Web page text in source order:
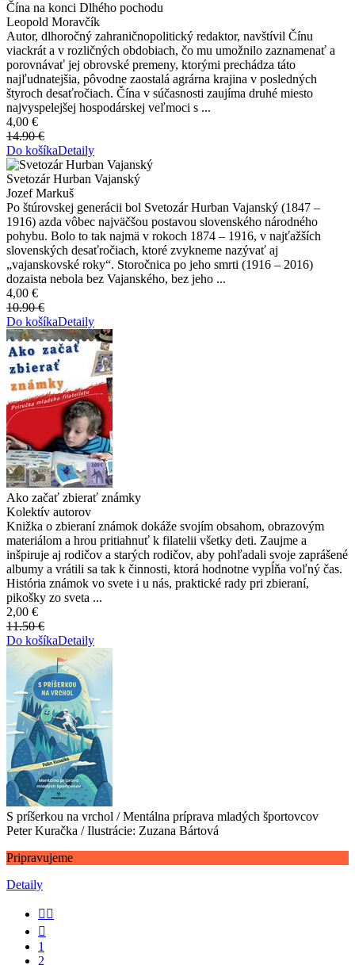
Čína na konci Dlhého pochodu
Leopold Moravčík
Autor, dlhoročný zahraničnopolitický redaktor, navštívil Čínu
viackrát a v rozličných obdobiach, čo mu umožnilo zaznamenať a
porovnávať jej obrovské premeny, ktorými prechádza táto
najľudnatejšia, pôvodne zaostalá agrárna krajina v posledných
štyroch desaťročiach. Čína v súčasnosti zaujíma druhé miesto
najvyspelejšej hospodárskej veľmoci s ...
4,00 €
14.90 €
Do košíkaDetaily
Svetozár Hurban Vajanský
Jozef Markuš
Po štúrovskej generácii bol Svetozár Hurban Vajanský (1847 –
1916) azda vôbec najväčšou postavou slovenského národného
pohybu. Bolo to tak najmä v rokoch 1874 – 1916, v najťažších
slovenských desaťročiach, ktoré zvykneme nazývať aj
„vajanskovské roky“. Storočnica po jeho smrti (1916 – 2016)
dozaista nebola bez Vajanského, bez jeho ...
4,00 €
10.90 €
Do košíkaDetaily
Ako začať zbierať známky
Kolektív autorov
Knižka o zbieraní známok dokáže svojím obsahom, obrazovým
materiálom a hrou pritiahnuť k filatelii všetky deti. Zaujme a
inšpiruje aj rodičov a starých rodičov, aby pohľadali svoje zaprášené
albumy a vrátili sa tak k činnosti, ktorá hodnotne vypĺňa voľný čas.
História známok vo svete i u nás, praktické rady pri zbieraní,
pikošky zo sveta ...
2,00 €
11.50 €
Do košíkaDetaily
S príšerkou na vrchol / Mentálna príprava mladých športovcov
Peter Kuračka / Ilustrácie: Zuzana Bártová
Pripravujeme
Detaily


1
2